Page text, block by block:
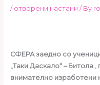
/ отворени настани / By
СФЕРА заедно со
„Таки Даскало“ – Битола
внимателно изработени